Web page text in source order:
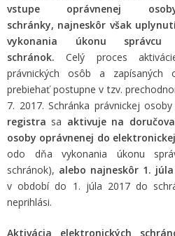
vstupe oprávnenej
schránky, najneskôr však
vykonania úkonu správcu
schránok. Celý proces
právnických osôb a zapísaných
prebiehať postupne v tzv.
7. 2017. Schránka právnickej osoby
registra sa aktivuje na
osoby oprávnenej do
odo dňa vykonania úkonu
schránok), alebo najneskôr 1. júla
v období do 1. júla 2017 do
neprihlási.
Aktivácia elektronických